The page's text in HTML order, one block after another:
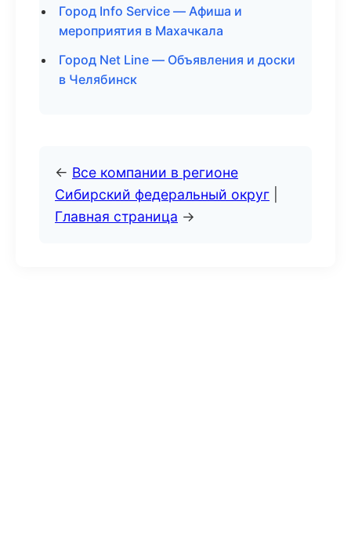
Город Info Service — Афиша и
мероприятия в Махачкала
Город Net Line — Объявления и доски
в Челябинск
← Все компании в регионе
Сибирский федеральный округ
Главная страница →